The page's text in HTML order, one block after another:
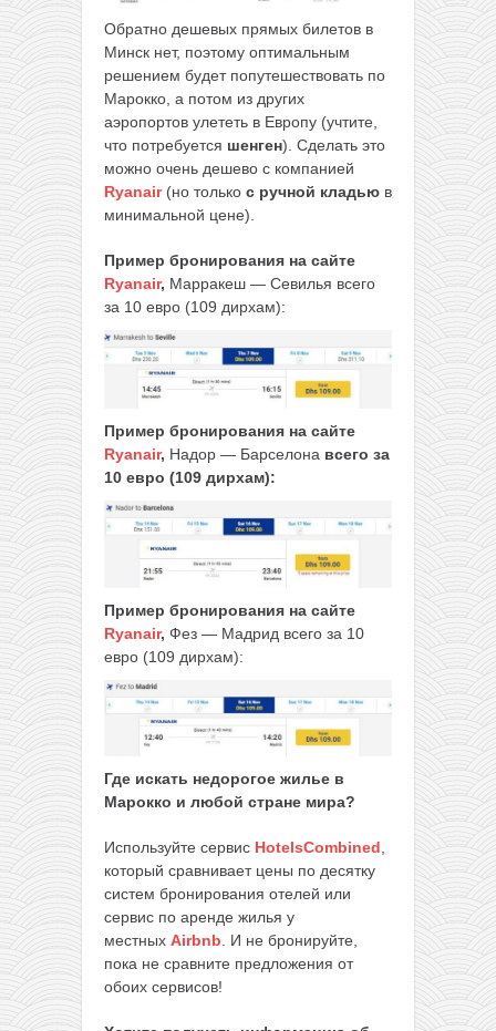
Обратно дешевых прямых билетов в
Минск нет, поэтому оптимальным
решением будет попутешествовать по
Марокко, а потом из других
аэропортов улететь в Европу (учтите,
что потребуется шенген). Сделать это
можно очень дешево с компанией
Ryanair(но только с ручной кладью в
минимальной цене).
Пример бронирования на сайте
Ryanair, Марракеш — Севилья всего
за 10 евро (109 дирхам):
Пример бронирования на сайте
Ryanair, Надор — Барселона всего за
10 евро (109 дирхам):
Пример бронирования на сайте
Ryanair, Фез — Мадрид всего за 10
евро (109 дирхам):
Где искать недорогое жилье в
Марокко и любой стране мира?
Используйте сервис HotelsCombined,
который сравнивает цены по десятку
систем бронирования отелей или
сервис по аренде жилья у
местных Airbnb. И не бронируйте,
пока не сравните предложения от
обоих сервисов!